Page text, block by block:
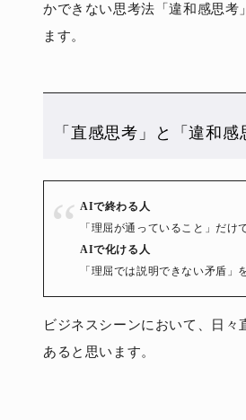
かできない思考法「違和感思考
ます。
「直感思考」と「違和感
AIで終わる人
「理屈が通っていること」だけ
AIで化ける人
「理屈では説明できない矛盾」
ビジネスシーンにおいて、日々
あると思います。